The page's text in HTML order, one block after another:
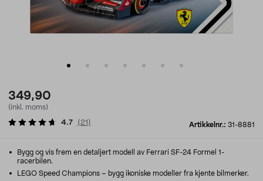
349,90
(inkl. moms)
Artikkelnr.: 31-8881
4.7 ( 21 )
Bygg og vis frem en detaljert modell av Ferrari SF-24 Formel 1-
racerbilen.
LEGO Speed Champions – bygg ikoniske modeller fra kjente bilmerker.